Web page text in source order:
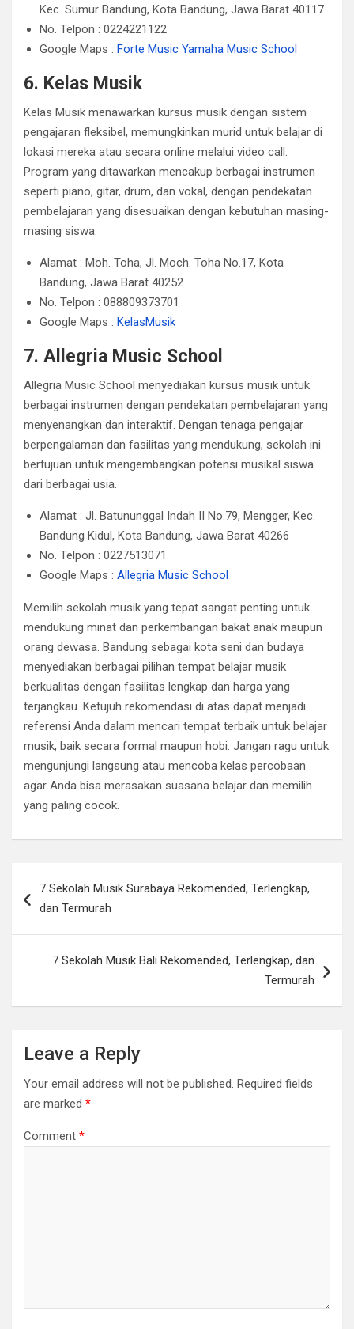
Kec. Sumur Bandung, Kota Bandung, Jawa Barat 40117
No. Telpon : 0224221122
Google Maps : Forte Music Yamaha Music School
6. Kelas Musik
Kelas Musik menawarkan kursus musik dengan sistem
pengajaran fleksibel, memungkinkan murid untuk belajar di
lokasi mereka atau secara online melalui video call.
Program yang ditawarkan mencakup berbagai instrumen
seperti piano, gitar, drum, dan vokal, dengan pendekatan
pembelajaran yang disesuaikan dengan kebutuhan masing-
masing siswa.
Alamat : Moh. Toha, Jl. Moch. Toha No.17, Kota
Bandung, Jawa Barat 40252
No. Telpon : 088809373701
Google Maps : KelasMusik
7. Allegria Music School
Allegria Music School menyediakan kursus musik untuk
berbagai instrumen dengan pendekatan pembelajaran yang
menyenangkan dan interaktif. Dengan tenaga pengajar
berpengalaman dan fasilitas yang mendukung, sekolah ini
bertujuan untuk mengembangkan potensi musikal siswa
dari berbagai usia.
Alamat : Jl. Batununggal Indah II No.79, Mengger, Kec.
Bandung Kidul, Kota Bandung, Jawa Barat 40266
No. Telpon : 0227513071
Google Maps : Allegria Music School
Memilih sekolah musik yang tepat sangat penting untuk
mendukung minat dan perkembangan bakat anak maupun
orang dewasa. Bandung sebagai kota seni dan budaya
menyediakan berbagai pilihan tempat belajar musik
berkualitas dengan fasilitas lengkap dan harga yang
terjangkau. Ketujuh rekomendasi di atas dapat menjadi
referensi Anda dalam mencari tempat terbaik untuk belajar
musik, baik secara formal maupun hobi. Jangan ragu untuk
mengunjungi langsung atau mencoba kelas percobaan
agar Anda bisa merasakan suasana belajar dan memilih
yang paling cocok.
navigation
7 Sekolah Musik Surabaya Rekomended, Terlengkap,
dan Termurah
7 Sekolah Musik Bali Rekomended, Terlengkap, dan
Termurah
Leave a Reply
Your email address will not be published. Required fields
are marked *
Comment *